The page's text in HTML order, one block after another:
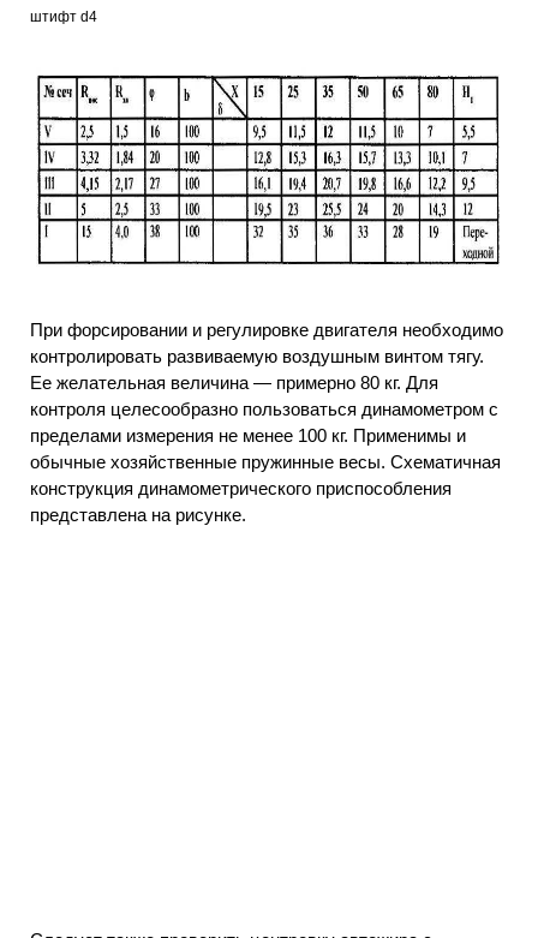
штифт d4
При форсировании и регулировке двигателя необходимо
контролировать развиваемую воздушным винтом тягу.
Ее желательная величина — примерно 80 кг. Для
контроля целесообразно пользоваться динамометром с
пределами измерения не менее 100 кг. Применимы и
обычные хозяйственные пружинные весы. Схематичная
конструкция динамометрического приспособления
представлена на рисунке.